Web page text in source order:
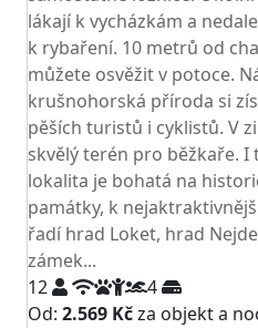
lákají k vycházkám a
k rybaření. 10 metrů od
můžete osvěžit v potoce.
krušnohorská příroda si
pěších turistů i cyklistů. V
skvělý terén pro běžkaře. I
lokalita je bohatá na
památky, k
řadí hrad Loket, hrad
zámek...
12
4
Od: 2.569 Kčza objekt a